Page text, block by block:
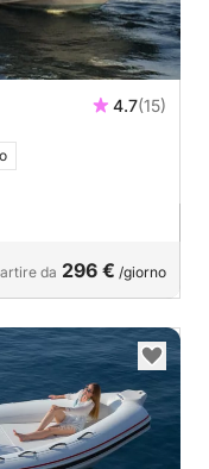
4.7(15)
da 296 € /giorno